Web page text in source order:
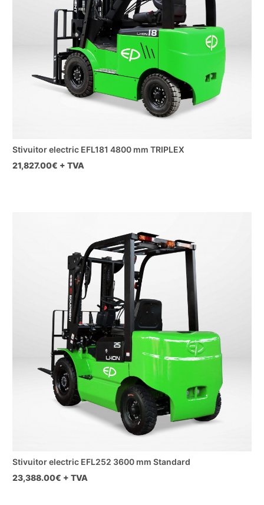
Stivuitor electric EFL181 4800 mm TRIPLEX
21,827.00€ + TVA
Stivuitor electric EFL252 3600 mm Standard
23,388.00€ + TVA